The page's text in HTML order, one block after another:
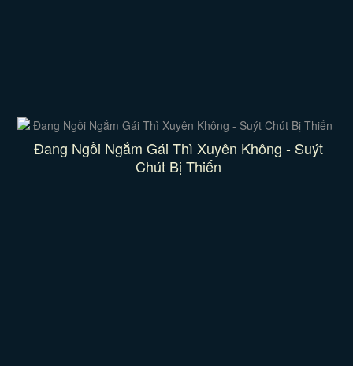
Đang Ngồi Ngắm Gái Thì Xuyên Không - Suýt
Chút Bị Thiến